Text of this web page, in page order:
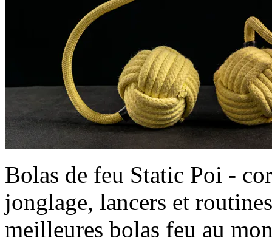
Bolas de feu Static Poi -
jonglage, lancers et
meilleures bolas feu au